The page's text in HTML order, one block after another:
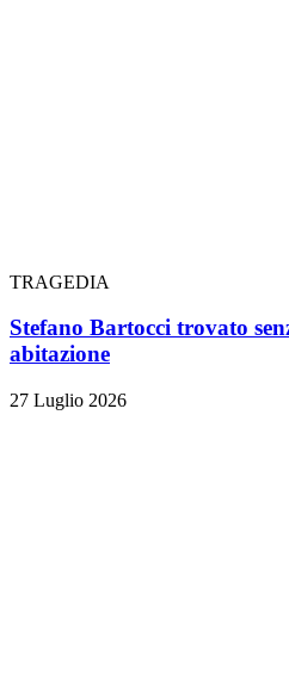
TRAGEDIA
Stefano Bartocci trovato
abitazione
27 Luglio 2026